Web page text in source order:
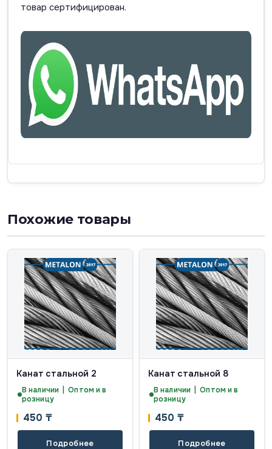
товар сертифицирован.
Похожие товары
Канат стальной 2
В наличии | Оптом и в
розницу
450 ₸
Подробнее
Канат стальной 8
В наличии | Оптом и в
розницу
450 ₸
Подробнее